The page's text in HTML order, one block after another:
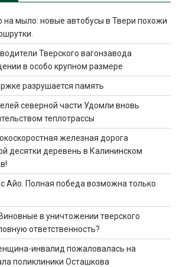
на мыло: новые автобусы в Твери похожи
Тверского вагонзавода
в особо крупном размере
разрушается память
северной части Удомли вновь
теплотрассы
железная дорога
десятки деревень в Калининском
Айо. Полная победа возможна только
в уничтожении тверского
ответственность?
инвалид пожаловалась на
поликлиники Осташкова